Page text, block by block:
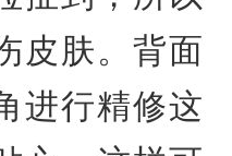
皮肤。背面
进行精修这